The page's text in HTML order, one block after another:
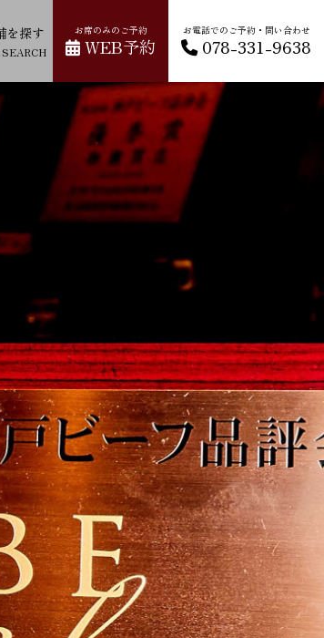
を探す お席のみのご予約
WEB予約
お電話でのご予約・問い合わせ
078-331-9638